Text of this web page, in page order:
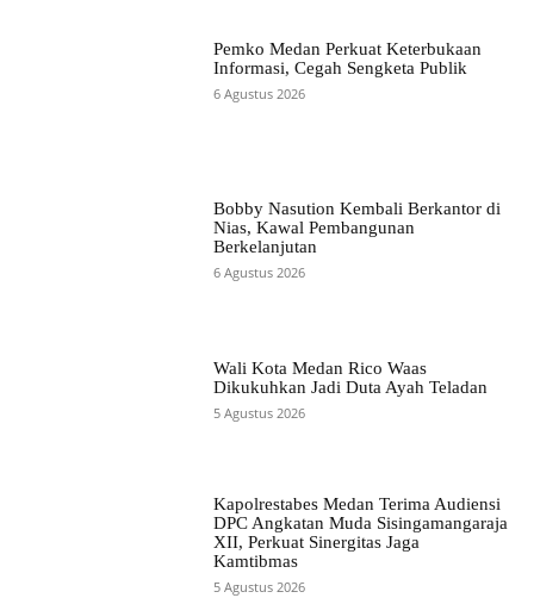
Pemko Medan Perkuat Keterbukaan
Informasi, Cegah Sengketa Publik
6 Agustus 2026
Bobby Nasution Kembali Berkantor di
Nias, Kawal Pembangunan
Berkelanjutan
6 Agustus 2026
Wali Kota Medan Rico Waas
Dikukuhkan Jadi Duta Ayah Teladan
5 Agustus 2026
Kapolrestabes Medan Terima Audiensi
DPC Angkatan Muda Sisingamangaraja
XII, Perkuat Sinergitas Jaga
Kamtibmas
5 Agustus 2026